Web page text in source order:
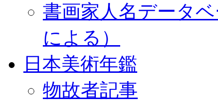
書画家人名データ
による）
日本美術年鑑
物故者記事